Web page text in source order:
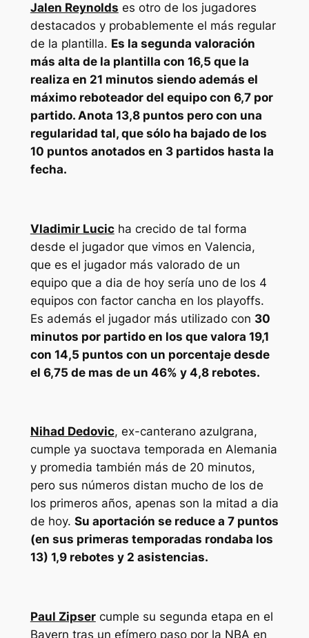
Jalen Reynolds es otro de los jugadores
destacados y probablemente el más regular
de la plantilla. Es la segunda valoración
más alta de la plantilla con 16,5 que la
realiza en 21 minutos siendo además el
máximo reboteador del equipo con 6,7 por
partido. Anota 13,8 puntos pero con una
regularidad tal, que sólo ha bajado de los
10 puntos anotados en 3 partidos hasta la
fecha.
Vladimir Lucicha crecido de tal forma
desde el jugador que vimos en Valencia,
que es el jugador más valorado de un
equipo que a dia de hoy sería uno de los 4
equipos con factor cancha en los playoffs.
Es además el jugador más utilizado con 30
minutos por partido en los que valora 19,1
con 14,5 puntos con un porcentaje desde
el 6,75 de mas de un 46% y 4,8 rebotes.
Nihad Dedovic, ex-canterano azulgrana,
cumple ya suoctava temporada en Alemania
y promedia también más de 20 minutos,
pero sus números distan mucho de los de
los primeros años, apenas son la mitad a dia
de hoy. Su aportación se reduce a 7 puntos
(en sus primeras temporadas rondaba los
13) 1,9 rebotes y 2 asistencias.
Paul Zipsercumple su segunda etapa en el
Bayern tras un efímero paso por la NBA en